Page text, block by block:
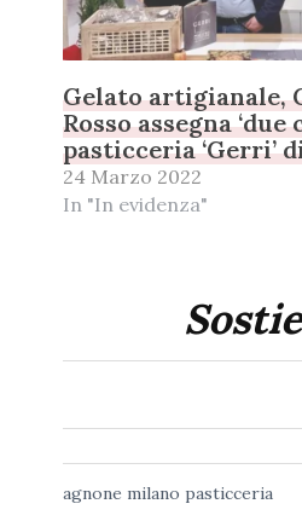
Gelato artigianale,
Rosso assegna ‘due
pasticceria ‘Gerri’
24 Marzo 2022
In "In evidenza"
agnone milano pasticceria